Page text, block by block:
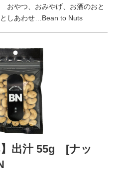
おやつ、おみやげ、お酒のおと
しあわせ…Bean to Nuts
】出汁 55g [ナッ